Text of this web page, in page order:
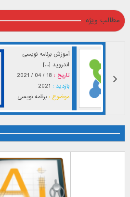
مطالب ویژه
آموزش برنامه نویسی
اندروید [...]
تاریخ : 18 / 04 / 2021
بازدید : 2021
موضوع : برنامه نویسی